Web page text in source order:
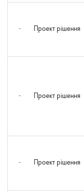
- Проект рішення
- Проект рішення
- Проект рішення